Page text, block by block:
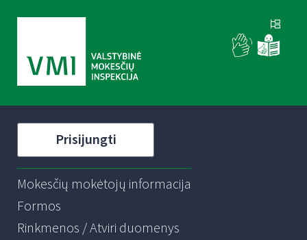
Prisijungti
Mokesčių mokėtojų informacija
Formos
Rinkmenos / Atviri duomenys